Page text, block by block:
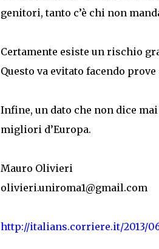
genitori, tanto c’è chi non
Certamente esiste un rischio
Questo va evitato facendo
Infine, un dato che non dice
migliori d’Europa.
Mauro Olivieri
olivieri.uniroma1@gmail.com
http://italians.corriere.it/2013/